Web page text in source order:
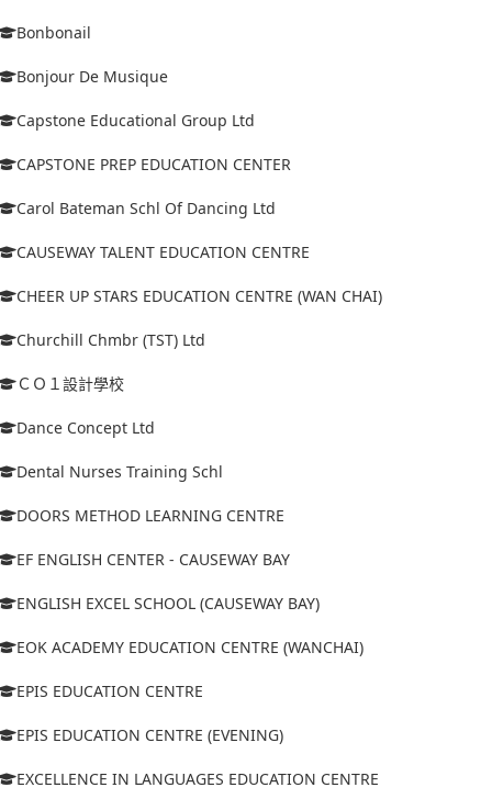
Bonbonail
Bonjour De Musique
Capstone Educational Group Ltd
CAPSTONE PREP EDUCATION CENTER
Carol Bateman Schl Of Dancing Ltd
CAUSEWAY TALENT EDUCATION CENTRE
CHEER UP STARS EDUCATION CENTRE (WAN CHAI)
Churchill Chmbr (TST) Ltd
ＣＯ１設計學校
Dance Concept Ltd
Dental Nurses Training Schl
DOORS METHOD LEARNING CENTRE
EF ENGLISH CENTER - CAUSEWAY BAY
ENGLISH EXCEL SCHOOL (CAUSEWAY BAY)
EOK ACADEMY EDUCATION CENTRE (WANCHAI)
EPIS EDUCATION CENTRE
EPIS EDUCATION CENTRE (EVENING)
EXCELLENCE IN LANGUAGES EDUCATION CENTRE